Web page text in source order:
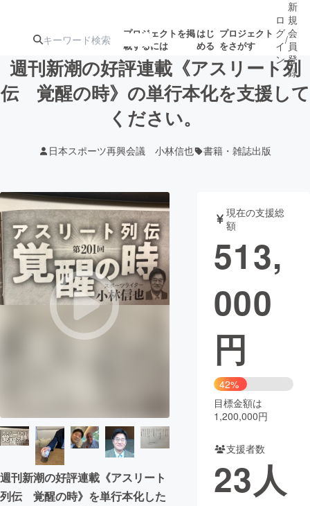
プロジェクトを掲
載するには
はじ
める
プロジェクト
をさがす
注目の新着プロ
ジェクト
募集終了が近いプ
テクノロジー・ガジェット
映像・映画 書籍・雑誌
ビジネス・起業 チャレンジ
まちづくり・地域活性化
CAMPFIRE Creation
コミュニティ
ロ
グ
イ
ン
/
新
規
会
員
登
録
週刊新潮の好評連載《アスリート列
伝 覚醒の時》の単行本化を支援して
ください。
日本スポーツ再興会議 小林信也 書籍・雑誌出版
週刊新潮の好評連載《アスリート
列伝 覚醒の時》を単行本化した
現在の支援総
額
513,
000
円
42%
目標金額は
1,200,000円
支援者数
23人